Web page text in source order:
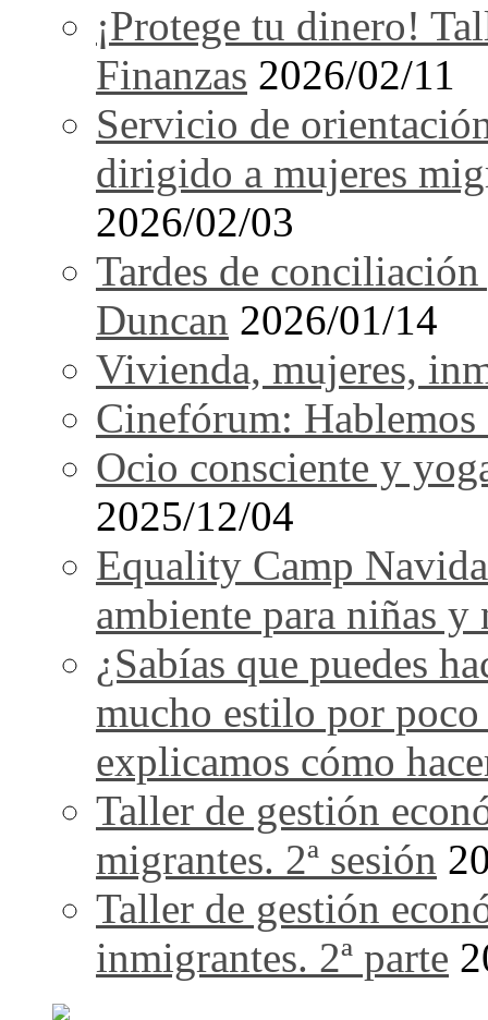
¡Protege tu dinero!
Finanzas 2026/02/11
Servicio de
dirigido a mujeres
2026/02/03
Tardes de
Duncan 2026/01/14
Vivienda, mujeres,
Cinefórum:
Ocio consciente y
2025/12/04
Equality Camp
ambiente para niñas y
¿Sabías que puedes
mucho estilo por
explicamos cómo
Taller de gestión
migrantes. 2ª sesión
Taller de gestión
inmigrantes. 2ª parte